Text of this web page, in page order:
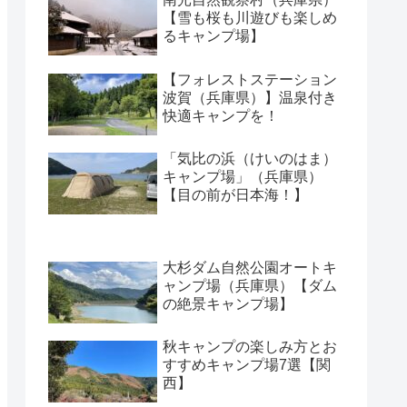
【雪も桜も川遊びも楽しめ
るキャンプ場】
【フォレストステーション
波賀（兵庫県）】温泉付き
快適キャンプを！
「気比の浜（けいのはま）
キャンプ場」（兵庫県）
【目の前が日本海！】
大杉ダム自然公園オートキ
ャンプ場（兵庫県）【ダム
の絶景キャンプ場】
秋キャンプの楽しみ方とお
すすめキャンプ場7選【関
西】